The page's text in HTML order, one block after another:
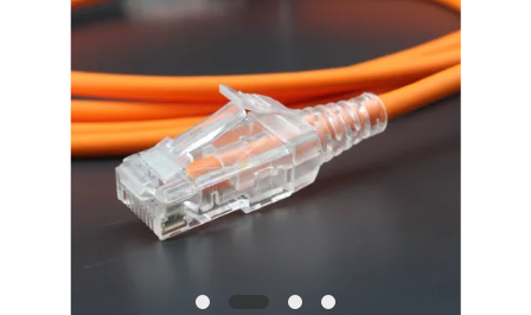
SITIO
POLÍTICA
PRIVACIDAD